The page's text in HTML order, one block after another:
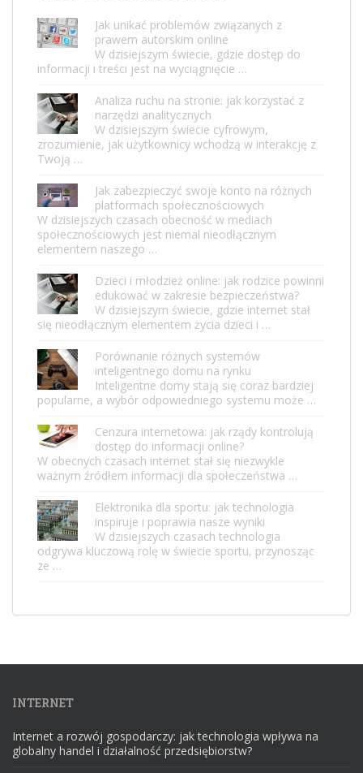
Jak unikać problemów związanych z
prawem autorskim online
W dzisiejszym świecie, gdzie dostęp do
informacji i treści jest na wyciągnięcie …
Analiza ruchu na stronie: jak korzystać z
narzędzi analitycznych
W dzisiejszym świecie cyfrowym,
zrozumienie, jak użytkownicy wchodzą w interakcję z
Twoją …
Jak zabezpieczyć swoje konto na różnych
platformach społecznościowych
W dzisiejszych czasach obecność w mediach
społecznościowych jest niemal nieodłącznym
elementem naszego …
Dzieci i młodzież online: jak rodzice powinni
edukować w zakresie bezpieczeństwa?
W dzisiejszym świecie, gdzie internet stał
się nieodłącznym elementem życia dzieci i …
Porównanie różnych systemów
inteligentnego domu na rynku
Inteligentne domy stają się coraz bardziej
popularne, a wybór odpowiedniego systemu może …
Cenzura internetowa: jak rządy kontrolują
dostęp do informacji online?
W obecnych czasach internet stał się niezwykle
ważnym źródłem informacji dla społeczeństwa …
Elektronika dla sportu: jak technologia
inspiruje i poprawia nasze wyniki
W dzisiejszych czasach technologia
odgrywa kluczową rolę w świecie sportu, przynosząc
ze …
INTERNET
Internet a rozwój gospodarczy: jak technologia wpływa na
globalny handel i działalność przedsiębiorstw?